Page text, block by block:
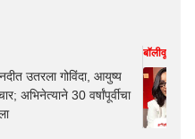
नदीत उतरला गोविंदा, आयुष्य
अभिनेत्याने 30 वर्षांपूर्वीचा
बॉलीवूड